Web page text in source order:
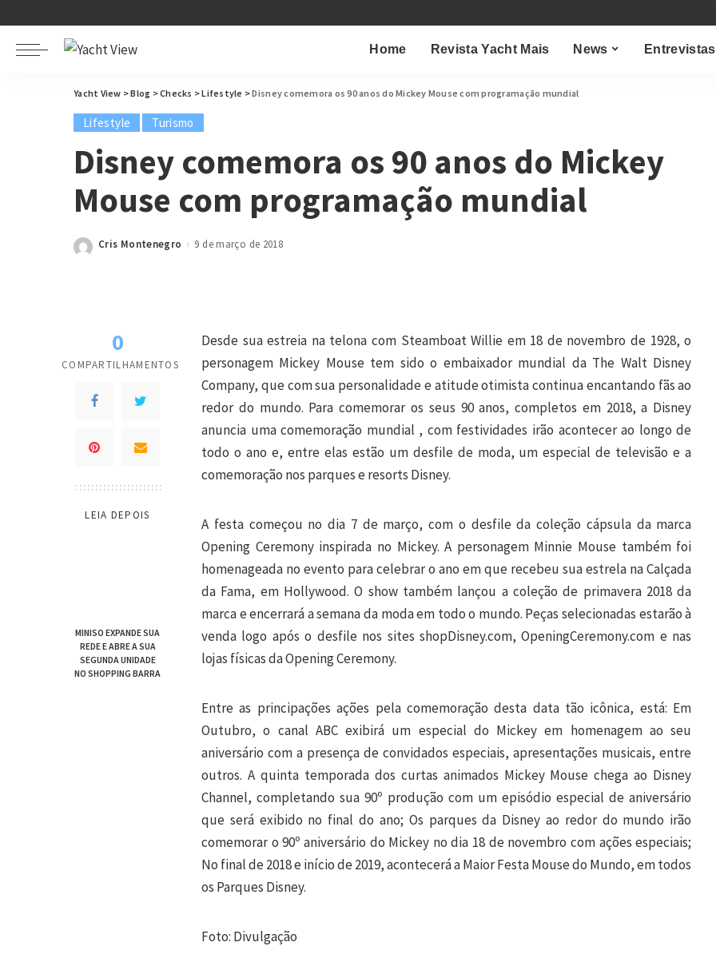
Home Revista Yacht Mais News Entrevistas
Yacht View >Blog >Checks >Lifestyle >Disney comemora os 90 anos do Mickey Mouse com programação mundial
Lifestyle Turismo
Disney comemora os 90 anos do Mickey
Mouse com programação mundial
Posted
Cris Montenegro 9 de março de 2018
0
COMPARTILHAMENTOS
LEIA DEPOIS
MINISO EXPANDE SUA
REDE E ABRE A SUA
SEGUNDA UNIDADE
NO SHOPPING BARRA
Desde sua estreia na telona com Steamboat Willie em 18 de novembro de 1928, o
personagem Mickey Mouse tem sido o embaixador mundial da The Walt Disney
Company, que com sua personalidade e atitude otimista continua encantando fãs ao
redor do mundo. Para comemorar os seus 90 anos, completos em 2018, a Disney
anuncia uma comemoração mundial , com festividades irão acontecer ao longo de
todo o ano e, entre elas estão um desfile de moda, um especial de televisão e a
comemoração nos parques e resorts Disney.
A festa começou no dia 7 de março, com o desfile da coleção cápsula da marca
Opening Ceremony inspirada no Mickey. A personagem Minnie Mouse também foi
homenageada no evento para celebrar o ano em que recebeu sua estrela na Calçada
da Fama, em Hollywood. O show também lançou a coleção de primavera 2018 da
marca e encerrará a semana da moda em todo o mundo. Peças selecionadas estarão à
venda logo após o desfile nos sites shopDisney.com, OpeningCeremony.com e nas
lojas físicas da Opening Ceremony.
Entre as principações ações pela comemoração desta data tão icônica, está: Em
Outubro, o canal ABC exibirá um especial do Mickey em homenagem ao seu
aniversário com a presença de convidados especiais, apresentações musicais, entre
outros. A quinta temporada dos curtas animados Mickey Mouse chega ao Disney
Channel, completando sua 90º produção com um episódio especial de aniversário
que será exibido no final do ano; Os parques da Disney ao redor do mundo irão
comemorar o 90º aniversário do Mickey no dia 18 de novembro com ações especiais;
No final de 2018 e início de 2019, acontecerá a Maior Festa Mouse do Mundo, em todos
os Parques Disney.
Foto: Divulgação